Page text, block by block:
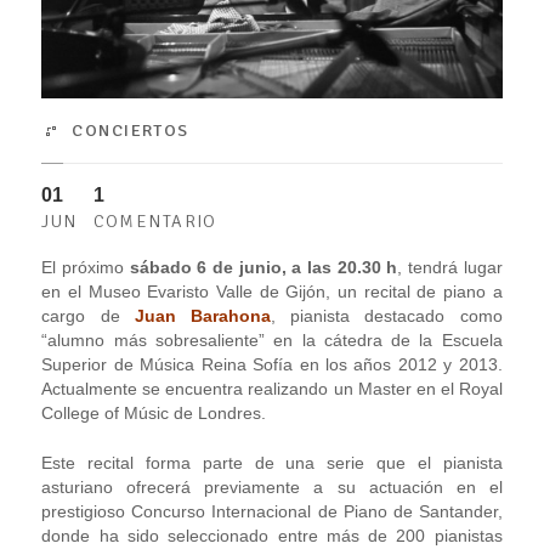
CONCIERTOS
01
JUN
1
COMENTARIO
El próximo sábado 6 de junio, a las 20.30 h , tendrá lugar
en el Museo Evaristo Valle de Gijón, un recital de piano a
cargo de Juan Barahona , pianista destacado como
“alumno más sobresaliente” en la cátedra de la Escuela
Superior de Música Reina Sofía en los años 2012 y 2013.
Actualmente se encuentra realizando un Master en el Royal
College of Músic de Londres.
Este recital forma parte de una serie que el pianista
asturiano ofrecerá previamente a su actuación en el
prestigioso Concurso Internacional de Piano de Santander,
donde ha sido seleccionado entre más de 200 pianistas